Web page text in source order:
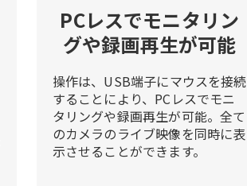
PCレスでモニタリン
グや録画再生が可能
操作は、USB端子にマウスを接続
することにより、PCレスでモニ
タリングや録画再生が可能。全て
のカメラのライブ映像を同時に表
示させることができます。